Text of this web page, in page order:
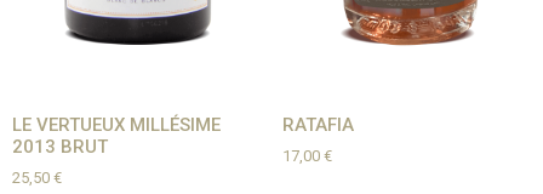
LE VERTUEUX MILLÉSIME
2013 BRUT
25,50 €
RATAFIA
17,00 €